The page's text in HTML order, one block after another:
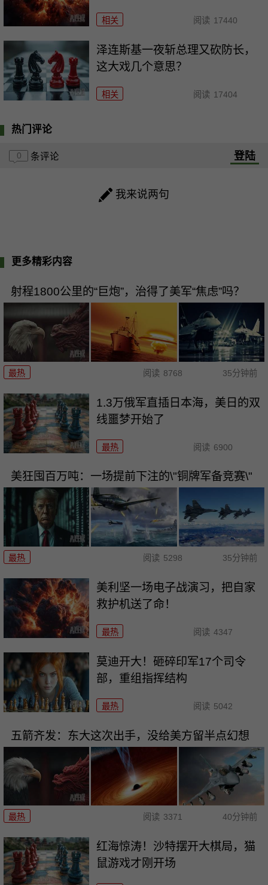
相关 阅读 17440
泽连斯基一夜斩总理又砍防长，
这大戏几个意思？
相关 阅读 17404
热门评论
0 条评论 登陆
我来说两句
更多精彩内容
射程1800公里的“巨炮”，治得了美军“焦虑”吗？
最热 阅读 8768 35分钟前
1.3万俄军直插日本海，美日的双
线噩梦开始了
最热 阅读 6900
美狂囤百万吨：一场提前下注的\"铜牌军备竞赛\"
最热 阅读 5298 35分钟前
美利坚一场电子战演习，把自家
救护机送了命！
最热 阅读 4347
莫迪开大！砸碎印军17个司令
部，重组指挥结构
最热 阅读 5042
五箭齐发：东大这次出手，没给美方留半点幻想
最热 阅读 3371 40分钟前
红海惊涛！沙特摆开大棋局，猫
鼠游戏才刚开场